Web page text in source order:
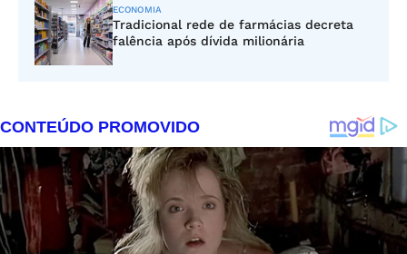
ECONOMIA
Tradicional rede de farmácias decreta
falência após dívida milionária